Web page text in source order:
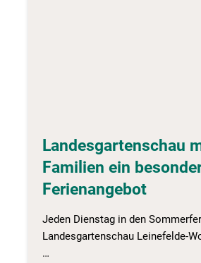
Landesgartenschau
Familien ein
Ferienangebot
Jeden Dienstag in den
Landesgartenschau Leinefelde-
…